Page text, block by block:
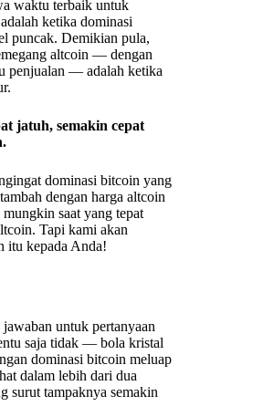
waktu terbaik untuk
ketika dominasi
puncak. Demikian pula,
altcoin — dengan
penjualan — adalah ketika
jatuh, semakin cepat
dominasi bitcoin yang
dengan harga altcoin
saat yang tepat
Tapi kami akan
itu kepada Anda!
untuk pertanyaan
saja tidak — bola kristal
dominasi bitcoin meluap
dalam lebih dari dua
surut tampaknya semakin